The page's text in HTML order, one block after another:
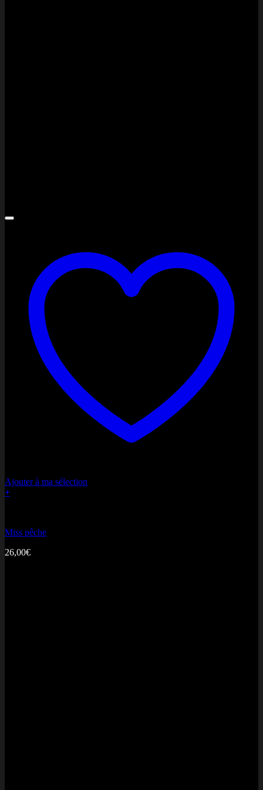
Ajouter à ma sélection
+
Miss pêche
26,00€